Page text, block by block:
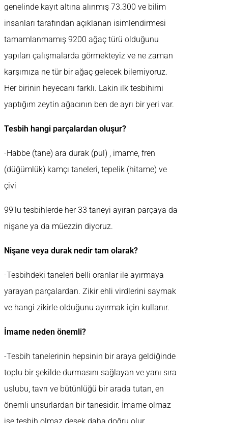
genelinde kayıt altına alınmış 73.300 ve bilim
insanları tarafından açıklanan isimlendirmesi
tamamlanmamış 9200 ağaç türü olduğunu
yapılan çalışmalarda görmekteyiz ve ne zaman
karşımıza ne tür bir ağaç gelecek bilemiyoruz.
Her birinin heyecanı farklı. Lakin ilk tesbihimi
yaptığım zeytin ağacının ben de ayrı bir yeri var.
Tesbih hangi parçalardan oluşur?
-Habbe (tane) ara durak (pul) , imame, fren
(düğümlük) kamçı taneleri, tepelik (hitame) ve
çivi
99’lu tesbihlerde her 33 taneyi ayıran parçaya da
nişane ya da müezzin diyoruz.
Nişane veya durak nedir tam olarak?
-Tesbihdeki taneleri belli oranlar ile ayırmaya
yarayan parçalardan. Zikir ehli virdlerini saymak
ve hangi zikirle olduğunu ayırmak için kullanır.
İmame neden önemli?
-Tesbih tanelerinin hepsinin bir araya geldiğinde
toplu bir şekilde durmasını sağlayan ve yanı sıra
uslubu, tavrı ve bütünlüğü bir arada tutan, en
önemli unsurlardan bir tanesidir. İmame olmaz